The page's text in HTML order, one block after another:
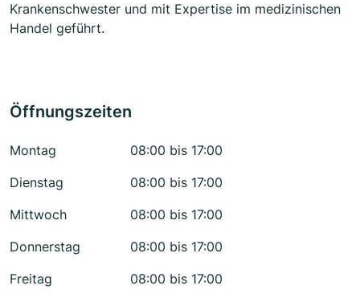
Krankenschwester und mit Expertise im medizinischen
Handel geführt.
Öffnungszeiten
Montag
08:00 bis 17:00
Dienstag
08:00 bis 17:00
Mittwoch
08:00 bis 17:00
Donnerstag
08:00 bis 17:00
Freitag
08:00 bis 17:00